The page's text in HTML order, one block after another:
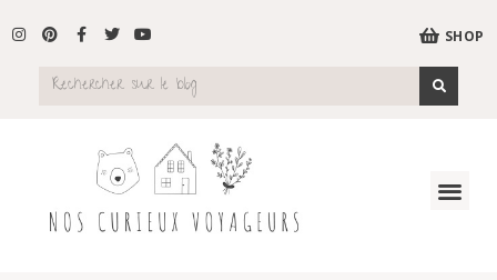
SHOP